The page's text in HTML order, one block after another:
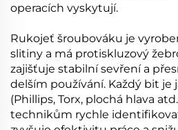
operacích vyskytují.
Rukojeť šroubováku je
slitiny a má protiskluzový
zajišťuje stabilní sevření a
delším používání. Každý bit je
(Phillips, Torx, plochá hlava
technikům rychle